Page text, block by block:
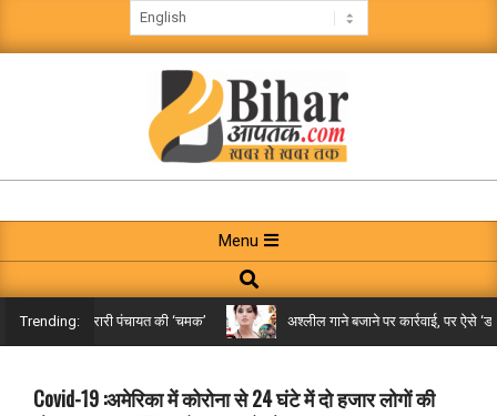
to
BIHAR
AAPTAK
Navigation
Menu
Menu
Search
Trending:
तक पहुंची गरारी पंचायत की ‘चमक’ अश्लील गाने बजाने पर कार्रवाई, पर ऐसे ‘डबल
Covid-19 :अमेरिका में कोरोना से 24 घंटे में दो हजार लोगों की